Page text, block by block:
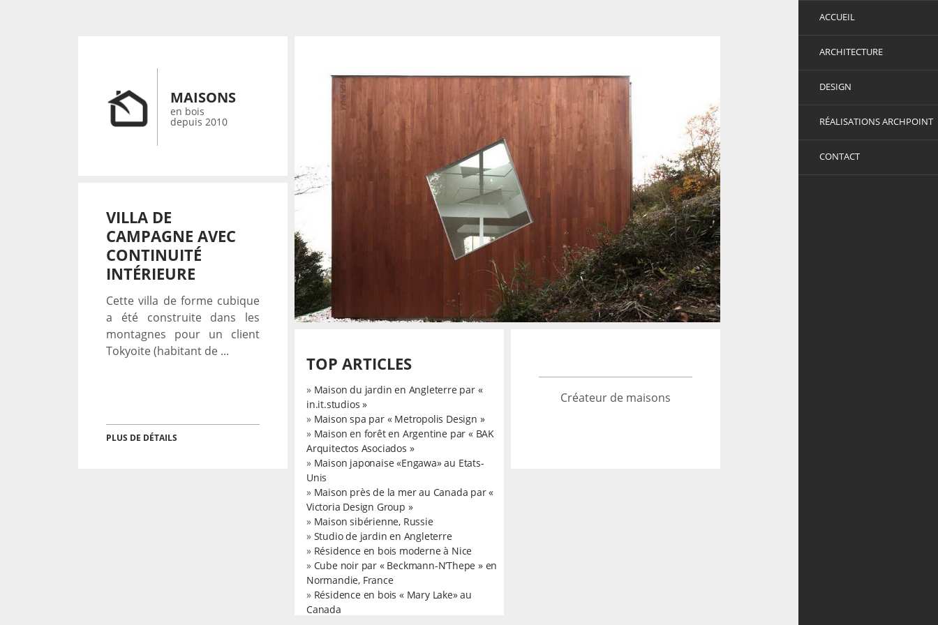
ACCUEIL
ARCHITECTURE
DESIGN
RÉALISATIONS ARCHPOINT
CONTACT
MAISONS
en bois
depuis 2010
VILLA DE
CAMPAGNE AVEC
CONTINUITÉ
INTÉRIEURE
Cette villa de forme cubique
a été construite dans les
montagnes pour un client
Tokyoite (habitant de ...
PLUS DE DÉTAILS
TOP ARTICLES
» Maison du jardin en Angleterre par «
in.it.studios »
» Maison spa par « Metropolis Design »
» Maison en forêt en Argentine par « BAK
Arquitectos Asociados »
» Maison japonaise «Engawa» au Etats-
Unis
» Maison près de la mer au Canada par «
Victoria Design Group »
» Maison sibérienne, Russie
» Studio de jardin en Angleterre
» Résidence en bois moderne à Nice
» Cube noir par « Beckmann-N’Thepe » en
Normandie, France
» Résidence en bois « Mary Lake» au
Canada
Créateur de maisons